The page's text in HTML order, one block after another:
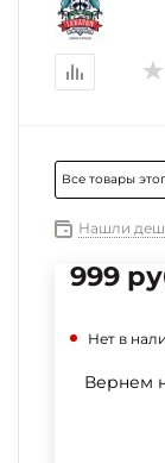
Все товары
Нашли
999
Нет в
Вернем